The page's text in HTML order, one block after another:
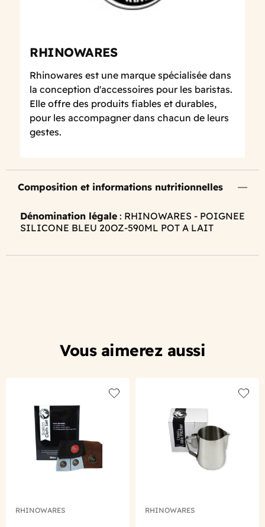
RHINOWARES
Rhinowares est une marque spécialisée dans
la conception d'accessoires pour les baristas.
Elle offre des produits fiables et durables,
pour les accompagner dans chacun de leurs
gestes.
Composition et informations nutritionnelles
Dénomination légale : RHINOWARES - POIGNEE
SILICONE BLEU 20OZ-590ML POT A LAIT
Vous aimerez aussi
RHINOWARES RHINOWARES